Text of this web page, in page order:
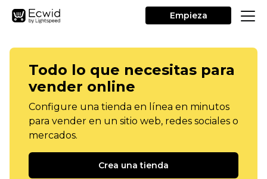
Empieza
Todo lo que necesitas para
vender online
Configure una tienda en línea en minutos
para vender en un sitio web, redes sociales o
mercados.
Crea una tienda